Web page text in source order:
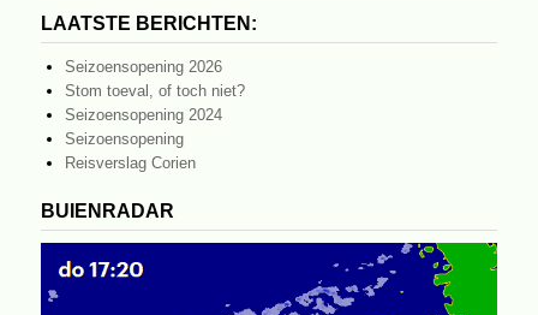
LAATSTE BERICHTEN:
Seizoensopening 2026
Stom toeval, of toch niet?
Seizoensopening 2024
Seizoensopening
Reisverslag Corien
BUIENRADAR